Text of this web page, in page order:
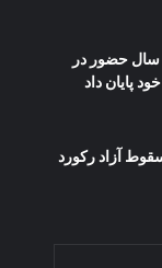
اسلام‌الدین امیری پس از ۲۰ سال حضور در
پایان داد
آزاد رکورد